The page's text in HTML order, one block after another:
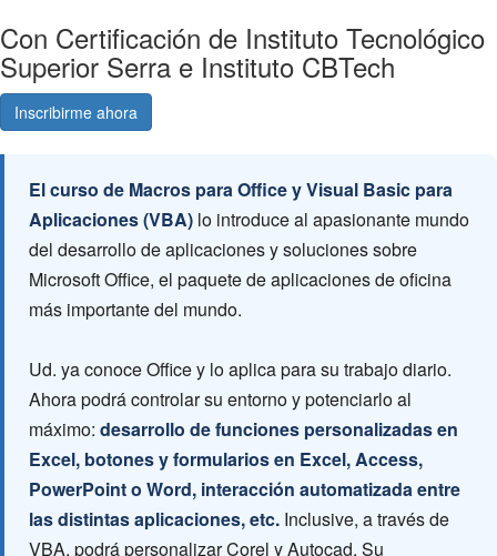
Con Certificación de Instituto Tecnológico
Superior Serra e Instituto CBTech
Inscribirme ahora
El curso de Macros para Office y Visual Basic para
Aplicaciones (VBA) lo introduce al apasionante mundo
del desarrollo de aplicaciones y soluciones sobre
Microsoft Office, el paquete de aplicaciones de oficina
más importante del mundo.
Ud. ya conoce Office y lo aplica para su trabajo diario.
Ahora podrá controlar su entorno y potenciarlo al
máximo: desarrollo de funciones personalizadas en
Excel, botones y formularios en Excel, Access,
PowerPoint o Word, interacción automatizada entre
las distintas aplicaciones, etc. Inclusive, a través de
VBA, podrá personalizar Corel y Autocad. Su